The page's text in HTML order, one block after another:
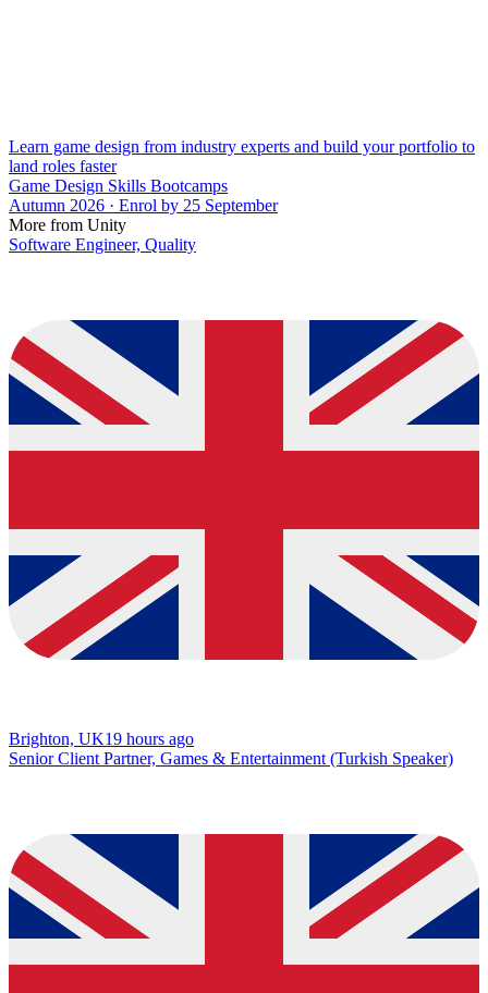
Learn game design from industry experts and build your portfolio to
land roles faster
Game Design Skills Bootcamps
Autumn 2026 · Enrol by 25 September
More from Unity
Software Engineer, Quality
Brighton, UK19 hours ago
Senior Client Partner, Games & Entertainment (Turkish Speaker)